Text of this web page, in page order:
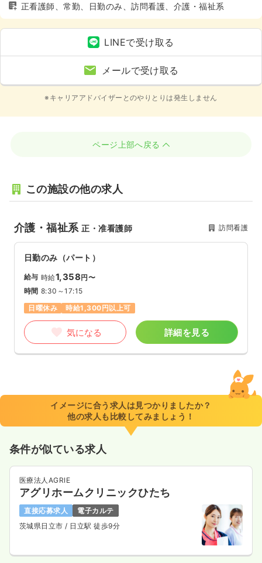
正看護師、常勤、日勤のみ、訪問看護、介護・福祉系
LINEで受け取る
メールで受け取る
※キャリアアドバイザーとのやりとりは発生しません
ページ上部へ戻る
この施設の他の求人
介護・福祉系正・准看護師 訪問看護
日勤のみ（パート）
給与 時給1,358円〜
時間 8:30～17:15
日曜休み
時給1,300円以上可
気になる 詳細を見る
イメージに合う求人は見つかりましたか？
他の求人も比較してみましょう！
条件が似ている求人
医療法人AGRIE
アグリホームクリニックひたち
直接応募求人
電子カルテ
茨城県日立市 / 日立駅 徒歩9分